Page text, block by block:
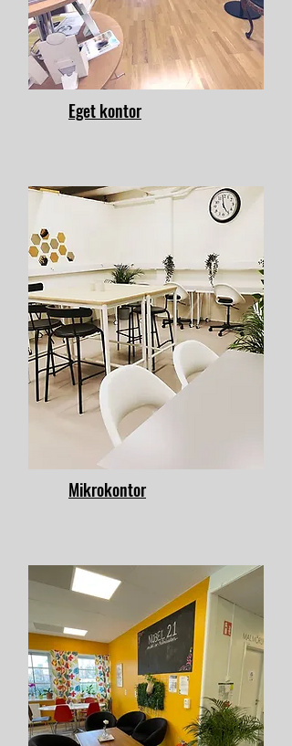
Eget kontor
Mikrokontor